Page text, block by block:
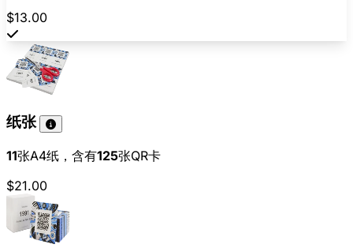
$13.00
纸张
11张A4纸，含有125张QR卡
$21.00